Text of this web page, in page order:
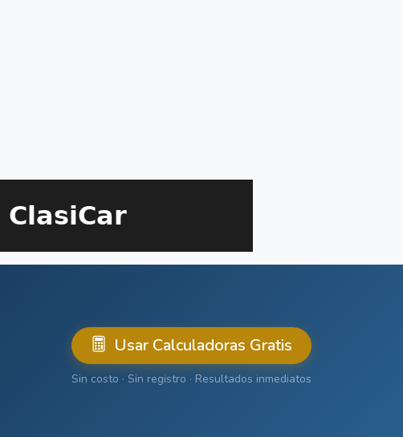
Usar Calculadoras Gratis
Sin costo · Sin registro · Resultados inmediatos